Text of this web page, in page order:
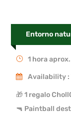
Entorno
CAN
1 hora aprox.
Availability :
🎁 1 regalo
🔫 Paintball